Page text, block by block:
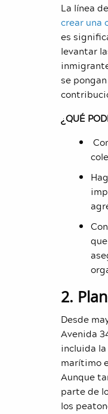
La línea
crear una
es
levantar
se
¿QUÉ
2.
Desde
Avenida
incluida
marítimo
Aunque
parte de
los